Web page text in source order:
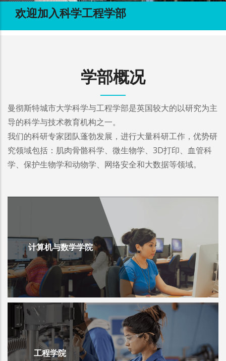
欢迎加入科学工程学部
学部概况
曼彻斯特城市大学科学与工程学部是英国较大的以研究为主
导的科学与技术教育机构之一。
我们的科研专家团队蓬勃发展，进行大量科研工作，优势研
究领域包括：肌肉骨骼科学、微生物学、3D打印、血管科
学、保护生物学和动物学、网络安全和大数据等领域。
计算机与数学学院
工程学院